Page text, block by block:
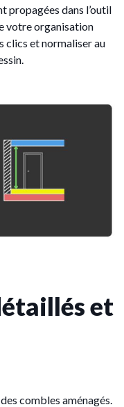
propagées dans l’outil
votre organisation
clics et normaliser au
et
combles aménagés.